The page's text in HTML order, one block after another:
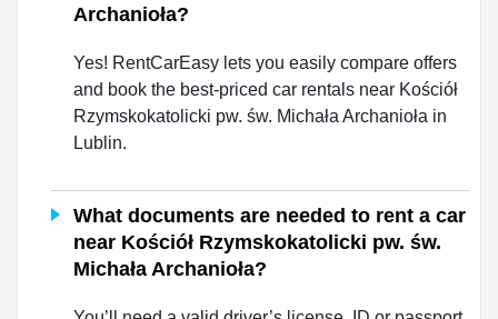
Archanioła?
Yes! RentCarEasy lets you easily compare offers
and book the best-priced car rentals near Kościół
Rzymskokatolicki pw. św. Michała Archanioła in
Lublin.
What documents are needed to rent a car
near Kościół Rzymskokatolicki pw. św.
Michała Archanioła?